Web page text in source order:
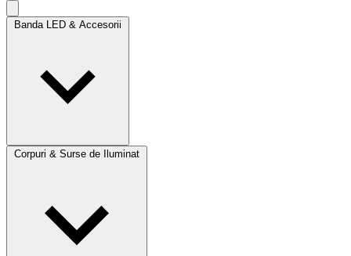
Banda LED & Accesorii
Corpuri & Surse de Iluminat